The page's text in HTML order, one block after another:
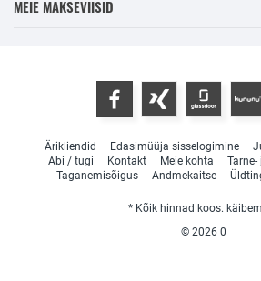
MEIE MAKSEVIISID
Ärikliendid Edasimüüja sisselogimine
Abi / tugi
Kontakt Meie kohta
Taganemisõigus
Andmekaitse
* Kõik hinnad koos.
© 2026 0